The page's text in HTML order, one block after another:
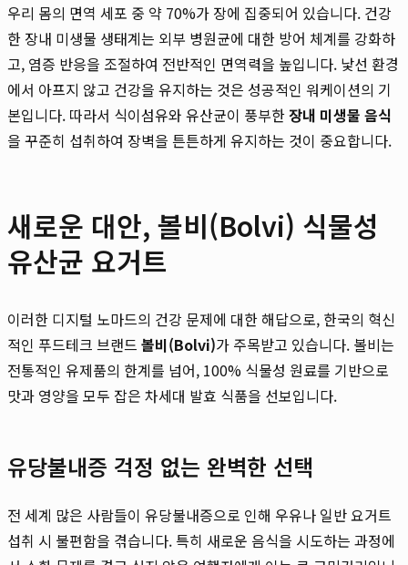
우리 몸의 면역 세포 중 약 70%가 장에 집중되어 있습니다. 건강
한 장내 미생물 생태계는 외부 병원균에 대한 방어 체계를 강화하
고, 염증 반응을 조절하여 전반적인 면역력을 높입니다. 낯선 환경
에서 아프지 않고 건강을 유지하는 것은 성공적인 워케이션의 기
본입니다. 따라서 식이섬유와 유산균이 풍부한장내 미생물 음식
을 꾸준히 섭취하여 장벽을 튼튼하게 유지하는 것이 중요합니다.
새로운 대안, 볼비(Bolvi) 식물성
유산균 요거트
이러한 디지털 노마드의 건강 문제에 대한 해답으로, 한국의 혁신
적인 푸드테크 브랜드 볼비(Bolvi)가 주목받고 있습니다. 볼비는
전통적인 유제품의 한계를 넘어, 100% 식물성 원료를 기반으로
맛과 영양을 모두 잡은 차세대 발효 식품을 선보입니다.
유당불내증 걱정 없는 완벽한 선택
전 세계 많은 사람들이 유당불내증으로 인해 우유나 일반 요거트
섭취 시 불편함을 겪습니다. 특히 새로운 음식을 시도하는 과정에